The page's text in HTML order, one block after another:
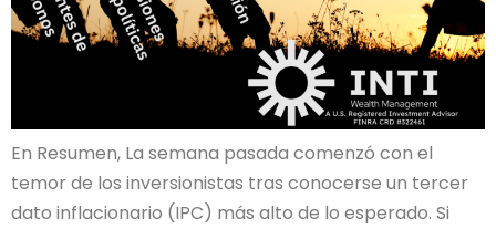
En Resumen, La semana pasada comenzó con el
temor de los inversionistas tras conocerse un tercer
dato inflacionario (IPC) más alto de lo esperado. Si